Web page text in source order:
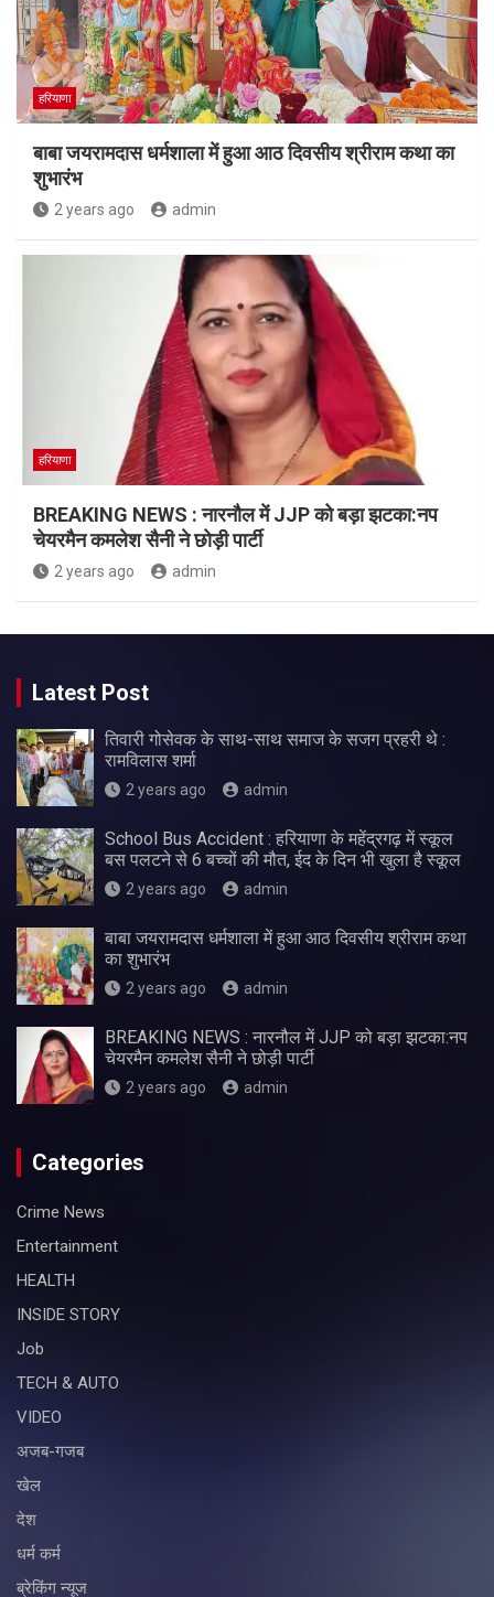
हरियाणा
बाबा जयरामदास धर्मशाला में हुआ आठ दिवसीय श्रीराम कथा का
शुभारंभ
2 years ago admin
हरियाणा
BREAKING NEWS : नारनौल में JJP को बड़ा झटका:नप
चेयरमैन कमलेश सैनी ने छोड़ी पार्टी
2 years ago admin
Latest Post
तिवारी गोसेवक के साथ-साथ समाज के सजग प्रहरी थे :
रामविलास शर्मा
2 years ago admin
School Bus Accident : हरियाणा के महेंद्रगढ़ में स्कूल
बस पलटने से 6 बच्चों की मौत, ईद के दिन भी खुला है स्कूल
2 years ago admin
बाबा जयरामदास धर्मशाला में हुआ आठ दिवसीय श्रीराम कथा
का शुभारंभ
2 years ago admin
BREAKING NEWS : नारनौल में JJP को बड़ा झटका:नप
चेयरमैन कमलेश सैनी ने छोड़ी पार्टी
2 years ago admin
Categories
Crime News
Entertainment
HEALTH
INSIDE STORY
Job
TECH & AUTO
VIDEO
अजब-गजब
खेल
देश
धर्म कर्म
ब्रेकिंग न्यूज